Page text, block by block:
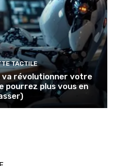
TACTILE
révolutionner votre
pourrez plus vous en